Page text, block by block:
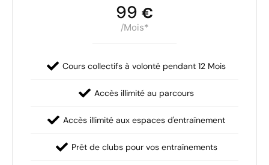
99 €
/Mois*
Cours collectifs à volonté pendant 12 Mois
Accès illimité au parcours
Accès illimité aux espaces d'entraînement
Prêt de clubs pour vos entraînements